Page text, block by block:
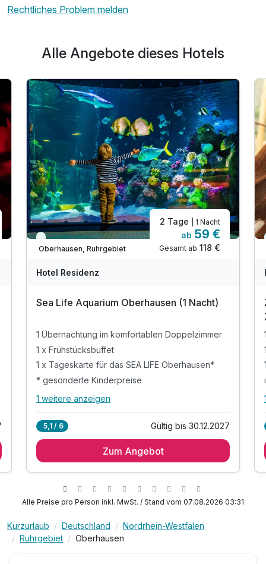
Rechtliches Problem melden
Alle Angebote dieses Hotels
Immer verfügbar
Oberhausen, Ruhrgebiet
2 Tage | 1 Nacht
ab 59 €
Gesamt ab 118 €
Hotel Residenz
Sea Life Aquarium Oberhausen (1 Nacht)
1 Übernachtung im komfortablen Doppelzimmer
1 x Frühstücksbuffet
1 x Tageskarte für das SEA LIFE Oberhausen*
* gesonderte Kinderpreise
Alle Inklusivleistungen
1 x Frühstücksbuffet
inkl. WLAN
1 weitere anzeigen
5,1 / 6 Gültig bis 30.12.2027
Zum Angebot
Alle Preise pro Person inkl. MwSt. / Stand vom 07.08.2026 03:31
Kurzurlaub Deutschland
Nordrhein-Westfalen
Ruhrgebiet
Oberhausen